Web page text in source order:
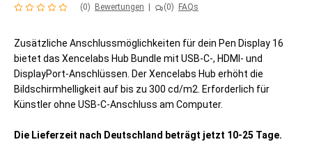
(0) Bewertungen (0) FAQs
Zusätzliche Anschlussmöglichkeiten für dein Pen Display 16
bietet das Xencelabs Hub Bundle mit USB-C-, HDMI- und
DisplayPort-Anschlüssen. Der Xencelabs Hub erhöht die
Bildschirmhelligkeit auf bis zu 300 cd/m2. Erforderlich für
Künstler ohne USB-C-Anschluss am Computer.
Die Lieferzeit nach Deutschland beträgt jetzt 10-25 Tage.